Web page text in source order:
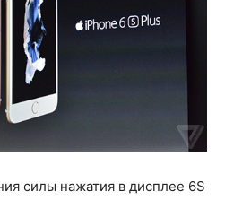
силы нажатия в дисплее 6S